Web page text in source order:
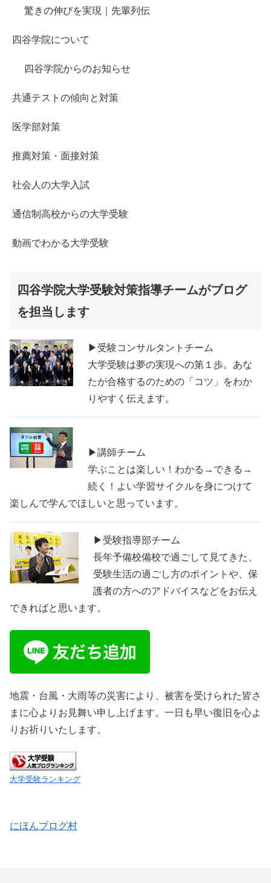
驚きの伸びを実現｜先輩列伝
四谷学院について
四谷学院からのお知らせ
共通テストの傾向と対策
医学部対策
推薦対策・面接対策
社会人の大学入試
通信制高校からの大学受験
動画でわかる大学受験
四谷学院大学受験対策指導チームがブログ
を担当します
▶受験コンサルタントチーム
大学受験は夢の実現への第１歩。あな
たが合格するのための「コツ」をわか
りやすく伝えます。
▶講師チーム
学ぶことは楽しい！わかる→できる→
続く！よい学習サイクルを身につけて
楽しんで学んでほしいと思っています。
▶受験指導部チーム
長年予備校備校で過ごして見てきた、
受験生活の過ごし方のポイントや、保
護者の方へのアドバイスなどをお伝え
できればと思います。
地震・台風・大雨等の災害により、被害を受けられた皆さ
まに心よりお見舞い申し上げます。一日も早い復旧を心よ
りお祈りいたします。
大学受験ランキング
にほんブログ村